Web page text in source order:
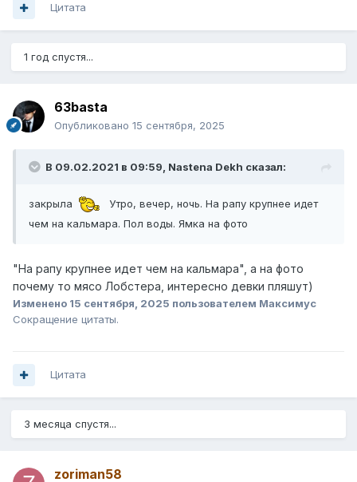
Цитата
1 год спустя...
63basta
Опубликовано 15 сентября, 2025
В 09.02.2021 в 09:59, Nastena Dekh сказал:
закрыла
Утро, вечер, ночь. На рапу крупнее идет
чем на кальмара. Пол воды. Ямка на фото
"На рапу крупнее идет чем на кальмара", а на фото
почему то мясо Лобстера, интересно девки пляшут)
Изменено 15 сентября, 2025 пользователем Максимус
Сокращение цитаты.
Цитата
3 месяца спустя...
zoriman58